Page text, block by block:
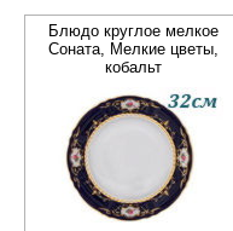
Блюдо круглое мелкое
Соната, Мелкие цветы,
кобальт